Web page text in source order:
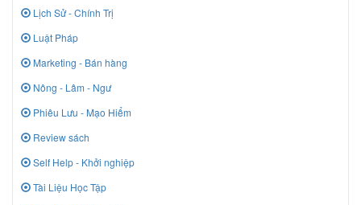
Lịch Sử - Chính Trị
Luật Pháp
Marketing - Bán hàng
Nông - Lâm - Ngư
Phiêu Lưu - Mạo Hiểm
Review sách
Self Help - Khởi nghiệp
Tài Liệu Học Tập